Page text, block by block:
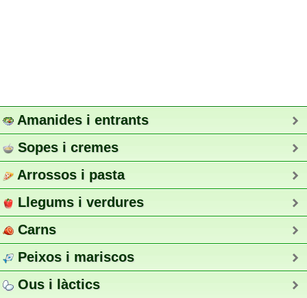
Amanides i entrants
Sopes i cremes
Arrossos i pasta
Llegums i verdures
Carns
Peixos i mariscos
Ous i làctics